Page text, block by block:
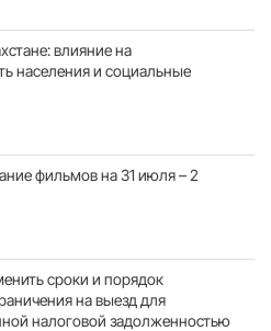
влияние на
населения и социальные
фильмов на 31 июля – 2
сроки и порядок
на выезд для
налоговой задолженностью